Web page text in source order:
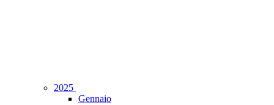
2025
Gennaio